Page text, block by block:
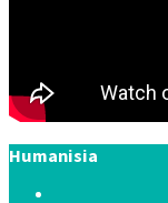
Humanisia